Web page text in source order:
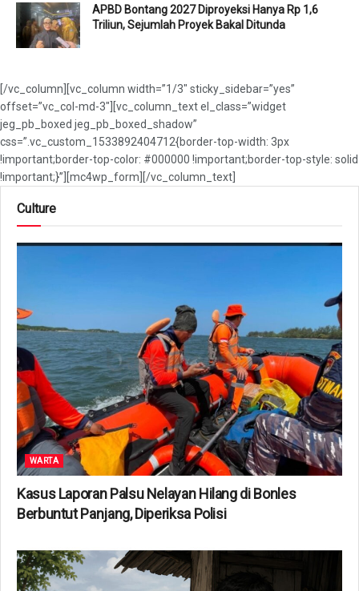
APBD Bontang 2027 Diproyeksi Hanya Rp 1,6
Triliun, Sejumlah Proyek Bakal Ditunda
[/vc_column][vc_column width=”1/3″ sticky_sidebar=”yes”
offset=”vc_col-md-3″][vc_column_text el_class=”widget
jeg_pb_boxed jeg_pb_boxed_shadow”
css=”.vc_custom_1533892404712{border-top-width: 3px
!important;border-top-color: #000000 !important;border-top-style: solid
!important;}”][mc4wp_form][/vc_column_text]
Culture
WARTA
Kasus Laporan Palsu Nelayan Hilang di Bonles
Berbuntut Panjang, Diperiksa Polisi